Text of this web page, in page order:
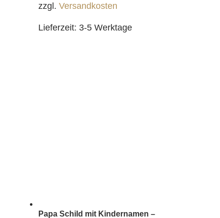
zzgl. Versandkosten
Lieferzeit: 3-5 Werktage
Papa Schild mit Kindernamen –